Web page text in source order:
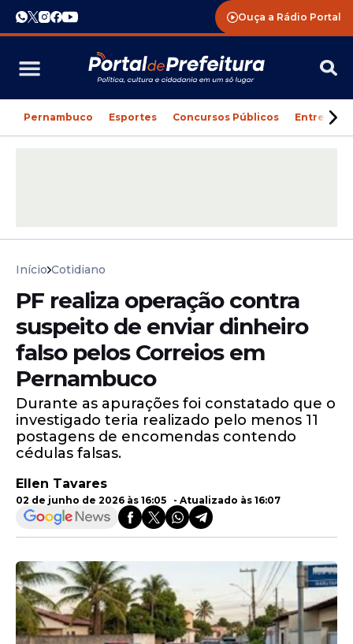
Ouça a Rádio Portal
Pernambuco Esportes Concursos Públicos
Início Cotidiano
PF realiza operação contra
suspeito de enviar dinheiro
falso pelos Correios em
Pernambuco
Durante as apurações foi constatado que o
investigado teria realizado pelo menos 11
postagens de encomendas contendo
cédulas falsas.
Ellen Tavares
02 de junho de 2026 às 16:05 - Atualizado às 16:07